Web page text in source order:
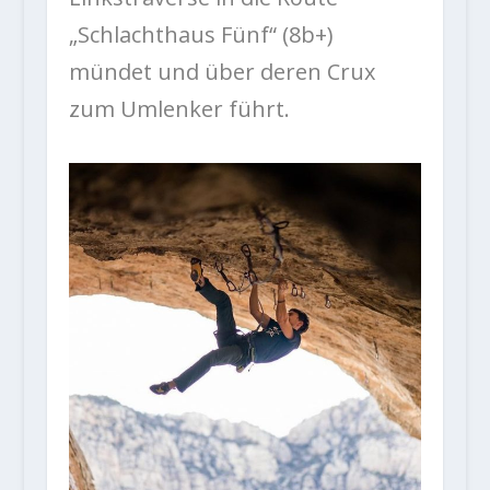
„Schlachthaus Fünf“ (8b+)
mündet und über deren Crux
zum Umlenker führt.